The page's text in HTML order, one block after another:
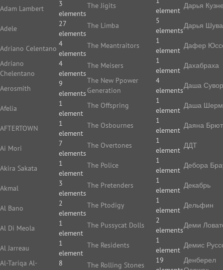
Adam Lambert
3
elements
Adele
27
elements
Adriano Celentano
4
elements
Adriano
Chelentano
4
elements
Aerosmith
9
elements
Afelia
1
element
AFTERTOWN
1
element
Ai Mori
7
elements
Akira Sakata
1
element
Akmal
3
elements
Al Bano
2
elements
Al Di Meola
1
element
Al Jarreau
1
element
Al-Tariqa Al-
8
The Jigits
element
The Limba
5
elements
The Meantraitors
1
element
The Meisers
1
element
The New Ppower
Generation
4
elements
The Offspring
1
element
The Osbournes
1
element
The Overtones
1
element
The Police
1
element
The Pretenders
1
element
The Ptodigy
1
element
The Pussycat Dolls
2
elements
The Residents
1
element
The Rolling Stones
19
Дарья
Дарья
Дафер
Дахабраха
Даша
Даша
Даяна Брют
ДДТ
Дебора
Декабрь
Дельфин
Деми
Демис
Денберел